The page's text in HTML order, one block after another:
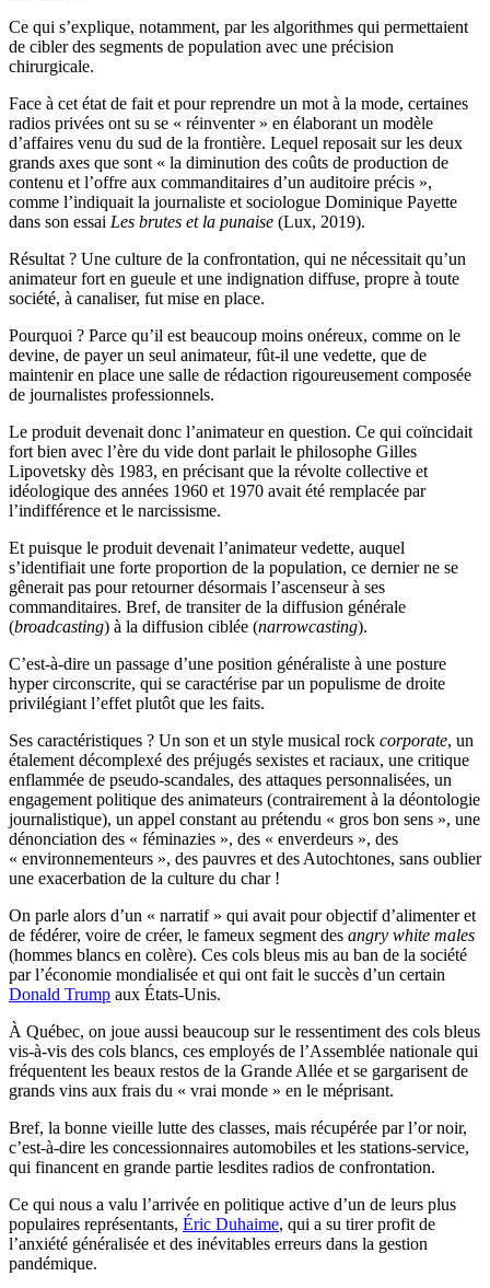
Ce qui s’explique, notamment, par les algorithmes qui permettaient
de cibler des segments de population avec une précision
chirurgicale.
Face à cet état de fait et pour reprendre un mot à la mode, certaines
radios privées ont su se « réinventer » en élaborant un modèle
d’affaires venu du sud de la frontière. Lequel reposait sur les deux
grands axes que sont « la diminution des coûts de production de
contenu et l’offre aux commanditaires d’un auditoire précis »,
comme l’indiquait la journaliste et sociologue Dominique Payette
dans son essai Les brutes et la punaise (Lux, 2019).
Résultat ? Une culture de la confrontation, qui ne nécessitait qu’un
animateur fort en gueule et une indignation diffuse, propre à toute
société, à canaliser, fut mise en place.
Pourquoi ? Parce qu’il est beaucoup moins onéreux, comme on le
devine, de payer un seul animateur, fût-il une vedette, que de
maintenir en place une salle de rédaction rigoureusement composée
de journalistes professionnels.
Le produit devenait donc l’animateur en question. Ce qui coïncidait
fort bien avec l’ère du vide dont parlait le philosophe Gilles
Lipovetsky dès 1983, en précisant que la révolte collective et
idéologique des années 1960 et 1970 avait été remplacée par
l’indifférence et le narcissisme.
Et puisque le produit devenait l’animateur vedette, auquel
s’identifiait une forte proportion de la population, ce dernier ne se
gênerait pas pour retourner désormais l’ascenseur à ses
commanditaires. Bref, de transiter de la diffusion générale
(broadcasting) à la diffusion ciblée (narrowcasting).
C’est-à-dire un passage d’une position généraliste à une posture
hyper circonscrite, qui se caractérise par un populisme de droite
privilégiant l’effet plutôt que les faits.
Ses caractéristiques ? Un son et un style musical rock corporate, un
étalement décomplexé des préjugés sexistes et raciaux, une critique
enflammée de pseudo-scandales, des attaques personnalisées, un
engagement politique des animateurs (contrairement à la déontologie
journalistique), un appel constant au prétendu « gros bon sens », une
dénonciation des « féminazies », des « enverdeurs », des
« environnementeurs », des pauvres et des Autochtones, sans oublier
une exacerbation de la culture du char !
On parle alors d’un « narratif » qui avait pour objectif d’alimenter et
de fédérer, voire de créer, le fameux segment des angry white males
(hommes blancs en colère). Ces cols bleus mis au ban de la société
par l’économie mondialisée et qui ont fait le succès d’un certain
Donald Trump aux États-Unis.
À Québec, on joue aussi beaucoup sur le ressentiment des cols bleus
vis-à-vis des cols blancs, ces employés de l’Assemblée nationale qui
fréquentent les beaux restos de la Grande Allée et se gargarisent de
grands vins aux frais du « vrai monde » en le méprisant.
Bref, la bonne vieille lutte des classes, mais récupérée par l’or noir,
c’est-à-dire les concessionnaires automobiles et les stations-service,
qui financent en grande partie lesdites radios de confrontation.
Ce qui nous a valu l’arrivée en politique active d’un de leurs plus
populaires représentants, Éric Duhaime, qui a su tirer profit de
l’anxiété généralisée et des inévitables erreurs dans la gestion
pandémique.